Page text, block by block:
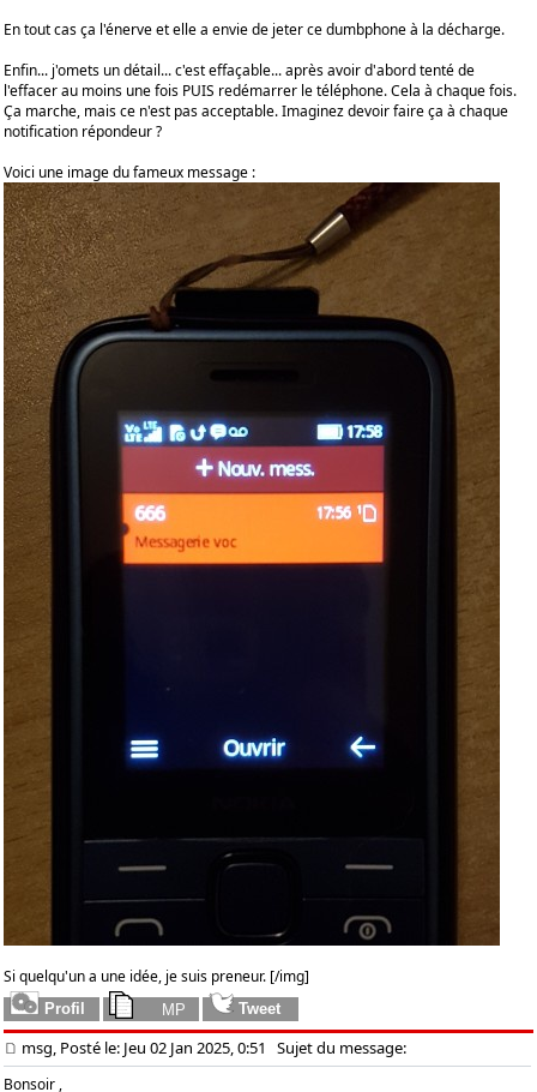
En tout cas ça l'énerve et elle a envie de jeter ce dumbphone à la décharge.
Enfin... j'omets un détail... c'est effaçable... après avoir d'abord tenté de
l'effacer au moins une fois PUIS redémarrer le téléphone. Cela à chaque fois.
Ça marche, mais ce n'est pas acceptable. Imaginez devoir faire ça à chaque
notification répondeur ?
Voici une image du fameux message :
Si quelqu'un a une idée, je suis preneur. [/img]
msg, Posté le: Jeu 02 Jan 2025, 0:51 Sujet du message:
Bonsoir ,